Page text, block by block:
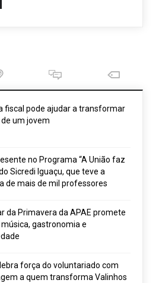
fiscal pode ajudar a transformar
um jovem
no Programa “A União faz
Sicredi Iguaçu, que teve a
de mais de mil professores
da Primavera da APAE promete
gastronomia e
força do voluntariado com
a quem transforma Valinhos